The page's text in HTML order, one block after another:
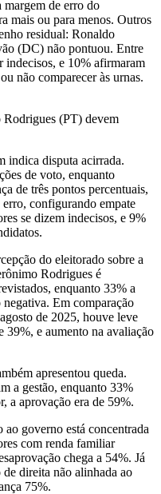
margem de erro do
mais ou para menos. Outros
residual: Ronaldo
(DC) não pontuou. Entre
indecisos, e 10% afirmaram
não comparecer às urnas.
(PT) devem
indica disputa acirrada.
de voto, enquanto
de três pontos percentuais,
configurando empate
se dizem indecisos, e 9%
do eleitorado sobre a
Rodrigues é
enquanto 33% a
Em comparação
de 2025, houve leve
39%, e aumento na avaliação
apresentou queda.
a gestão, enquanto 33%
a aprovação era de 59%.
governo está concentrada
com renda familiar
chega a 54%. Já
direita não alinhada ao
75%.